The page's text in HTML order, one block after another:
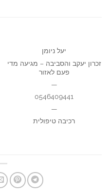
יעל ניומן
זכרון יעקב והסביבה – מגיעה מדי
פעם לאזור
—
0546409441
—
רכיבה טיפולית